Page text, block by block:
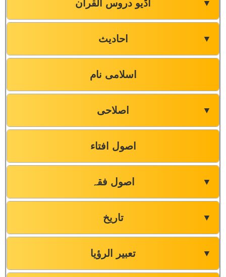
آڈیو دروس القرآن ▼
احادیث ▼
اسلامی نام
اصلاحی ▼
اصول افتاء
اصول فقہ ▼
تاریخ ▼
تعبیر الرؤیا ▼